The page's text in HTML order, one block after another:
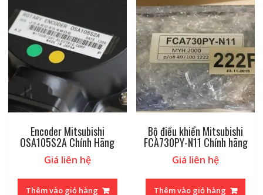
Encoder Mitsubishi
OSA105S2A Chính Hãng
Giá liên hệ
Thêm vào giỏ hàng
Bộ điều khiển Mitsubishi
FCA730PY-N11 Chính hãng
Giá liên hệ
Thêm vào giỏ hàng